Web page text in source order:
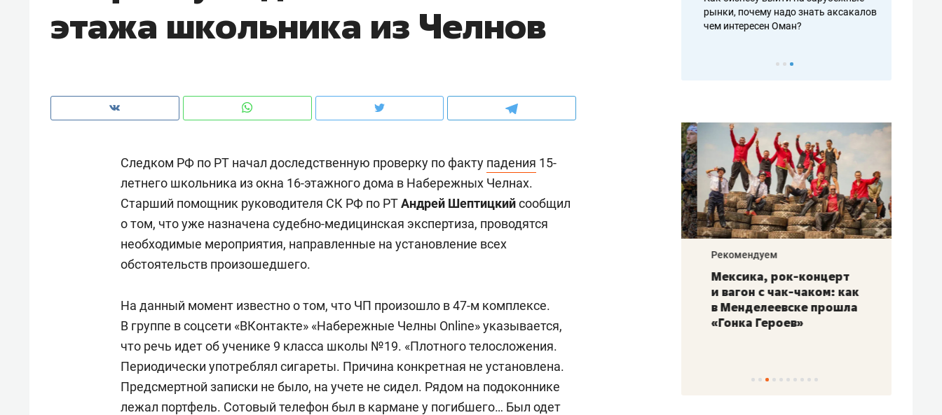
этажа школьника из Челнов
Следком РФ по РТ начал доследственную проверку по факту падения 15-
летнего школьника из окна 16-этажного дома в Набережных Челнах.
Старший помощник руководителя СК РФ по РТАндрей Шептицкийсообщил
о том, что уже назначена судебно-медицинская экспертиза, проводятся
необходимые мероприятия, направленные на установление всех
обстоятельств произошедшего.
На данный момент известно о том, что ЧП произошло в 47-м комплексе.
В группе в соцсети «ВКонтакте» «Набережные Челны Online» указывается,
что речь идет об ученике 9 класса школы №19. «Плотного телосложения.
Периодически употреблял сигареты. Причина конкретная не установлена.
Предсмертной записки не было, на учете не сидел. Рядом на подоконнике
лежал портфель. Сотовый телефон был в кармане у погибшего… Был одет
чем интересен Оман?
о трехкратном росте цен, дотошных
клиентах и чудных запросах мастеров налогах и развитии без кредитов
рынки, почему надо знать аксакалов и
чем интересен Оман?
Как ГК «МИР ГРУПП» и ВТБ
комфорта под Казанью
Рекомендуем
безопасность в ЖК «Нова»
с ментальным и физическим
состоянием как основа
антихрупких команд
Рекомендуем
Мексика, рок-концерт
и вагон с чак-чаком: как
в Менделеевске прошла
«Гонка Героев»